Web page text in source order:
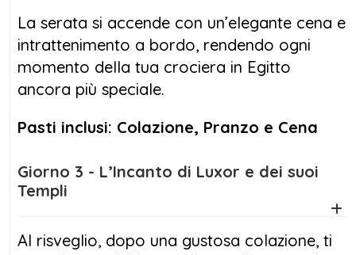
La serata si accende con un’elegante cena e
intrattenimento a bordo, rendendo ogni
momento della tua crociera in Egitto
ancora più speciale.
Pasti inclusi: Colazione, Pranzo e Cena
Giorno 3 - L’Incanto di Luxor e dei suoi
Templi
Al risveglio, dopo una gustosa colazione, ti